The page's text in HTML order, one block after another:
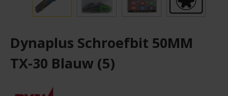
Dynaplus Schroefbit 50MM
TX-30 Blauw (5)